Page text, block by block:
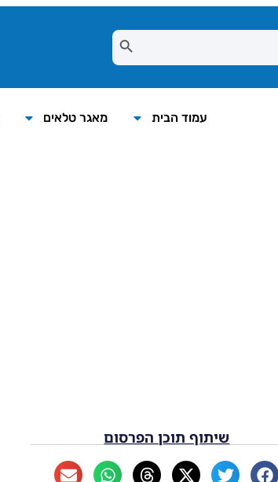
עמוד הבית מאגר טלאים
שיתוף תוכן הפרסום